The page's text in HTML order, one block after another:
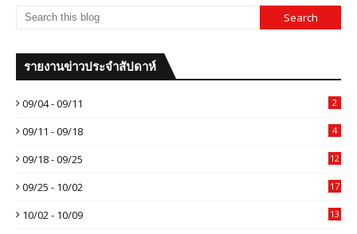
รายงานข่าวประจำสัปดาห์
09/04 - 09/11 2
09/11 - 09/18 4
09/18 - 09/25 12
09/25 - 10/02 17
10/02 - 10/09 13